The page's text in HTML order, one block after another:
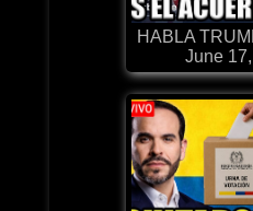
HABLA
June